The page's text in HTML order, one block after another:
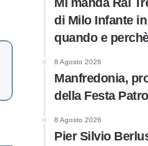
Mi manda Rai
di Milo Infante
quando e
8 Agosto 2026
Manfredonia,
della Festa
8 Agosto 2026
Pier Silvio